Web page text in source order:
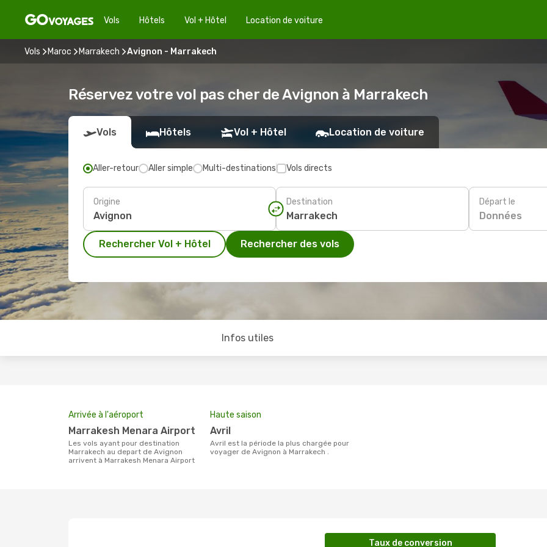
Vols Hôtels Vol + Hôtel Location de voiture
Vols Maroc Marrakech Avignon - Marrakech
Réservez votre vol pas cher de Avignon à Marrakech
Vols Hôtels Vol + Hôtel Location de voiture
Aller-retour Aller simple Multi-destinations Vols directs
Origine Destination Départ le
Données
Rechercher Vol + Hôtel Rechercher des vols
Infos utiles
Arrivée à l'aéroport
Marrakesh Menara Airport
Les vols ayant pour destination
Marrakech au depart de Avignon
arrivent à Marrakesh Menara Airport
Haute saison
avril
avril est la période la plus chargée pour
voyager de Avignon à Marrakech .
Taux de conversion